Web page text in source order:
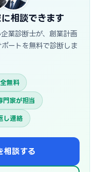
が重要です。
相談できます
業診断士が、創業計画
ートを無料で診断しま
無料
門家が担当
し連絡
相談する